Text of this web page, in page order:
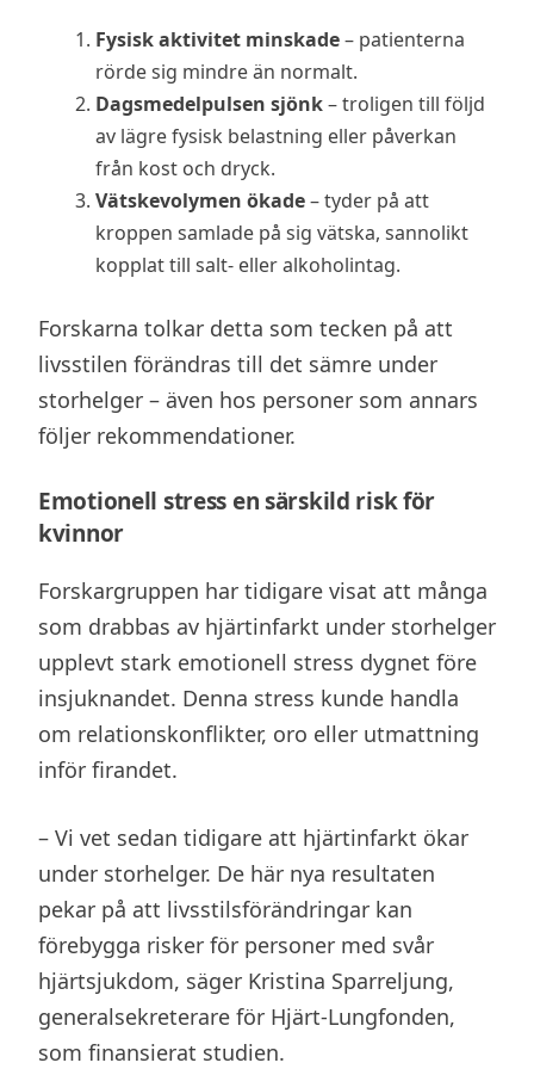
Fysisk aktivitet minskade– patienterna
rörde sig mindre än normalt.
Dagsmedelpulsen sjönk– troligen till följd
av lägre fysisk belastning eller påverkan
från kost och dryck.
Vätskevolymen ökade– tyder på att
kroppen samlade på sig vätska, sannolikt
kopplat till salt- eller alkoholintag.
Forskarna tolkar detta som tecken på att
livsstilen förändras till det sämre under
storhelger – även hos personer som annars
följer rekommendationer.
Emotionell stress en särskild risk för
kvinnor
Forskargruppen har tidigare visat att många
som drabbas av hjärtinfarkt under storhelger
upplevt stark emotionell stress dygnet före
insjuknandet. Denna stress kunde handla
om relationskonflikter, oro eller utmattning
inför firandet.
– Vi vet sedan tidigare att hjärtinfarkt ökar
under storhelger. De här nya resultaten
pekar på att livsstilsförändringar kan
förebygga risker för personer med svår
hjärtsjukdom, säger Kristina Sparreljung,
generalsekreterare för Hjärt-Lungfonden,
som finansierat studien.